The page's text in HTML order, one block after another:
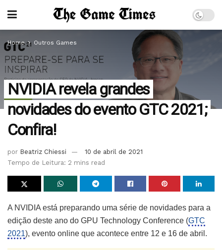
Home Outros Games
NVIDIA revela grandes
novidades do evento GTC 2021;
Confira!
por Beatriz Chiessi
10 de abril de 2021
Tempo de Leitura: 2 mins read
A NVIDIA está preparando uma série de novidades para a
edição deste ano do GPU Technology Conference (GTC
2021), evento online que acontece entre 12 e 16 de abril.